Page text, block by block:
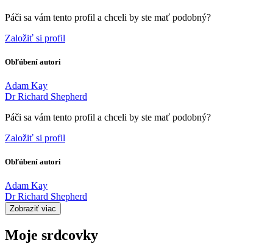
Páči sa vám tento profil a chceli by ste mať podobný?
Založiť si profil
Obľúbení autori
Adam Kay
Dr Richard Shepherd
Páči sa vám tento profil a chceli by ste mať podobný?
Založiť si profil
Obľúbení autori
Adam Kay
Dr Richard Shepherd
Zobraziť viac
Moje srdcovky